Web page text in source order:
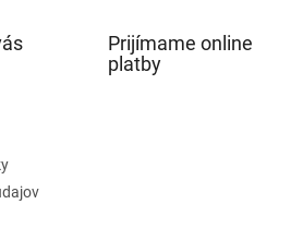
Prijímame online
platby